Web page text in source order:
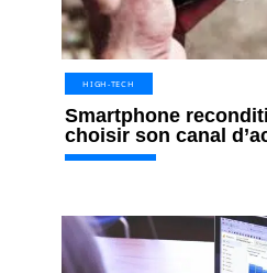
HIGH-TECH
Smartphone
choisir son canal